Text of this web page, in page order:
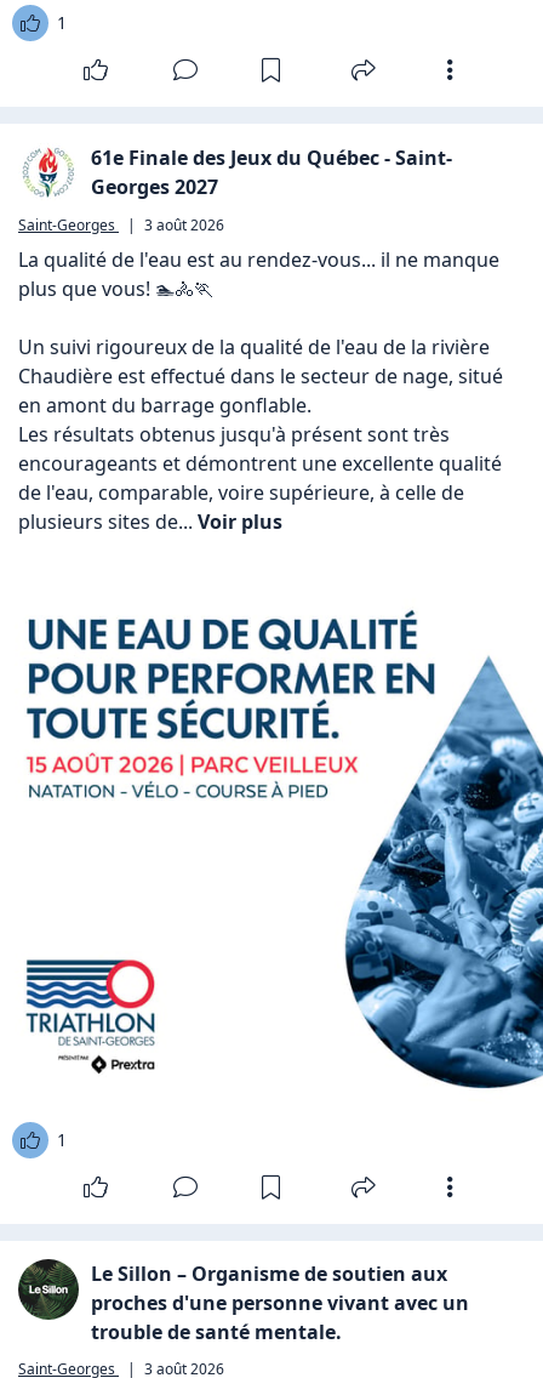
1
61e Finale des Jeux du Québec - Saint-
Georges 2027
Saint-Georges | 3 août 2026
La qualité de l'eau est au rendez-vous... il ne manque
plus que vous! 🏊🚴🏃
Un suivi rigoureux de la qualité de l'eau de la rivière
Chaudière est effectué dans le secteur de nage, situé
en amont du barrage gonflable.
Les résultats obtenus jusqu'à présent sont très
encourageants et démontrent une excellente qualité
de l'eau, comparable, voire supérieure, à celle de
plusieurs sites de... Voir plus
1
Le Sillon – Organisme de soutien aux
proches d'une personne vivant avec un
trouble de santé mentale.
Saint-Georges | 3 août 2026